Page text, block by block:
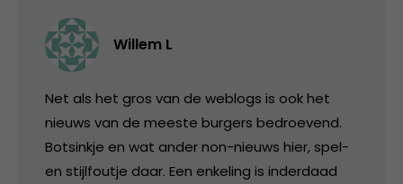
Willem L
Net als het gros van de weblogs is ook het
nieuws van de meeste burgers bedroevend.
Botsinkje en wat ander non-nieuws hier, spel-
en stijlfoutje daar. Een enkeling is inderdaad